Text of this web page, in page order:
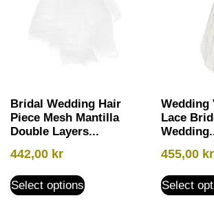
Bridal Wedding Hair
Piece Mesh Mantilla
Double Layers...
442,00 kr
Select options
Wedding
Lace
455,00 kr
Select